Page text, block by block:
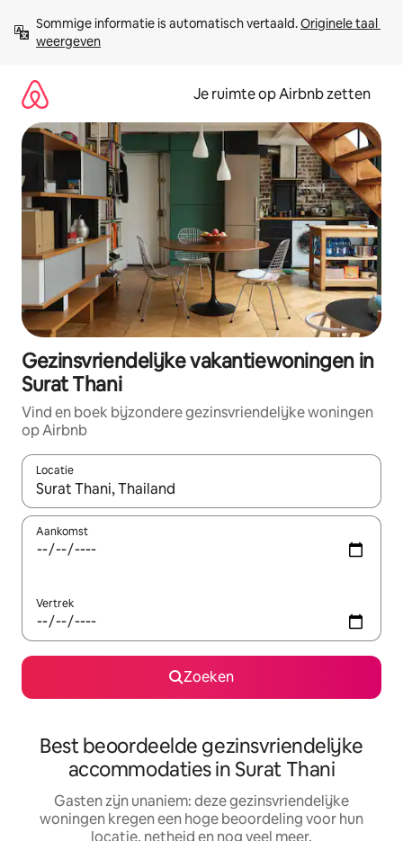
direct
naar
Sommige informatie is automatisch vertaald. Originele taal
weergeven
Je ruimte op Airbnb zetten
Gezinsvriendelijke vakantiewoningen in
Surat Thani
Vind en boek bijzondere gezinsvriendelijke woningen
op Airbnb
Locatie
Wanneer er suggesties beschikbaar zijn, maak je een keuze
Aankomst
Vertrek
Zoeken
Best beoordeelde gezinsvriendelijke
accommodaties in Surat Thani
Gasten zijn unaniem: deze gezinsvriendelijke
woningen kregen een hoge beoordeling voor hun
locatie, netheid en nog veel meer.